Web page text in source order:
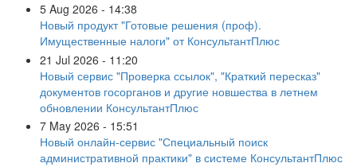
5 Aug 2026 - 14:38
Новый продукт "Готовые решения (проф).
Имущественные налоги" от КонсультантПлюс
21 Jul 2026 - 11:20
Новый сервис "Проверка ссылок", "Краткий пересказ"
документов госорганов и другие новшества в летнем
обновлении КонсультантПлюс
7 May 2026 - 15:51
Новый онлайн-сервис "Специальный поиск
административной практики" в системе КонсультантПлюс